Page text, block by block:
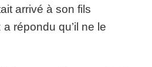
arrivé à son fils
répondu qu’il ne le